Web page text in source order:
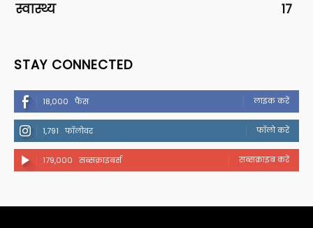
स्वास्थ्य
17
STAY CONNECTED
18,000 फैंस लाइक करें
1,791 फॉलोवर फॉलो करें
179,000 सब्सक्राइबर्स सब्सक्राइब करें